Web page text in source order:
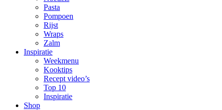
Pasta
Pompoen
Rijst
Wraps
Zalm
Inspiratie
Weekmenu
Kooktips
Recept video’s
Top 10
Inspiratie
Shop